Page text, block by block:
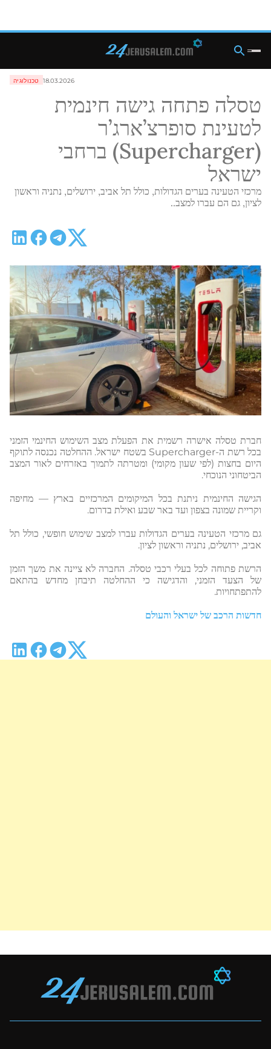
טכנולוגיה 18.03.2026
טסלה פתחה גישה חינמית
לטעינת סופרצ’ארג’ר
(Supercharger) ברחבי
ישראל
מרכזי הטעינה בערים הגדולות, כולל תל אביב, ירושלים, נתניה וראשון
לציון, גם הם עברו למצב..
חברת טסלה אישרה רשמית את הפעלת מצב השימוש החינמי הזמני
בכל רשת ה-Supercharger בשטח ישראל. ההחלטה נכנסה לתוקף
היום בחצות (לפי שעון מקומי) ומטרתה לתמוך באזרחים לאור המצב
הביטחוני הנוכחי.
הגישה החינמית ניתנת בכל המיקומים המרכזיים בארץ — מחיפה
וקריית שמונה בצפון ועד באר שבע ואילת בדרום.
גם מרכזי הטעינה בערים הגדולות עברו למצב שימוש חופשי, כולל תל
אביב, ירושלים, נתניה וראשון לציון.
הרשת פתוחה לכל בעלי רכבי טסלה. החברה לא ציינה את משך הזמן
של הצעד הזמני, והדגישה כי ההחלטה תיבחן מחדש בהתאם
להתפתחויות.
חדשות הרכב של ישראל והעולם